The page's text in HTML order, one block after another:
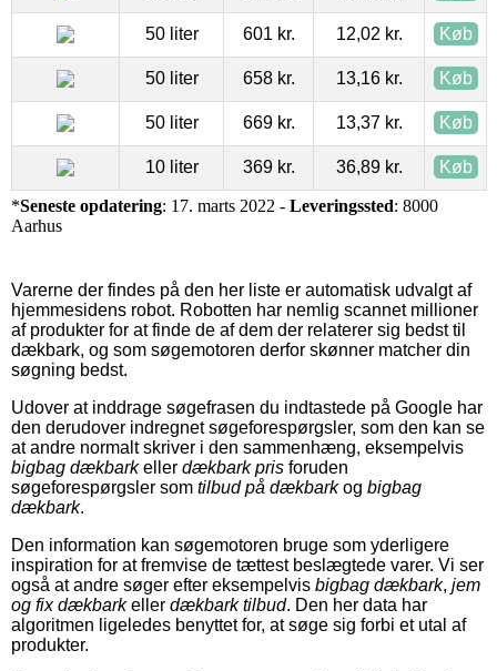
50 liter 601 kr. 12,02 kr. Køb
50 liter 658 kr. 13,16 kr. Køb
50 liter 669 kr. 13,37 kr. Køb
10 liter 369 kr. 36,89 kr. Køb
*Seneste opdatering: 17. marts 2022 - Leveringssted: 8000
Aarhus
Varerne der findes på den her liste er automatisk udvalgt af
hjemmesidens robot. Robotten har nemlig scannet millioner
af produkter for at finde de af dem der relaterer sig bedst til
dækbark, og som søgemotoren derfor skønner matcher din
søgning bedst.
Udover at inddrage søgefrasen du indtastede på Google har
den derudover indregnet søgeforespørgsler, som den kan se
at andre normalt skriver i den sammenhæng, eksempelvis
bigbag dækbarkeller dækbark pris foruden
søgeforespørgsler som tilbud på dækbarkog bigbag
dækbark.
Den information kan søgemotoren bruge som yderligere
inspiration for at fremvise de tættest beslægtede varer. Vi ser
også at andre søger efter eksempelvis bigbag dækbark, jem
og fix dækbarkeller dækbark tilbud. Den her data har
algoritmen ligeledes benyttet for, at søge sig forbi et utal af
produkter.